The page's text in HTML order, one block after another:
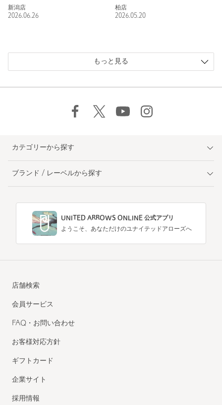
新潟店
2026.06.26
柏店
2026.05.20
もっと見る
カテゴリーから探す
ブランド / レーベルから探す
UNITED ARROWS ONLINE 公式アプリ
ようこそ、あなただけのユナイテッドアローズへ
店舗検索
会員サービス
FAQ・お問い合わせ
お客様対応方針
ギフトカード
企業サイト
採用情報